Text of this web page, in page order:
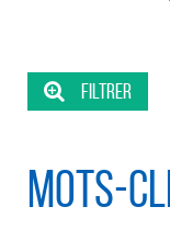
Mots-